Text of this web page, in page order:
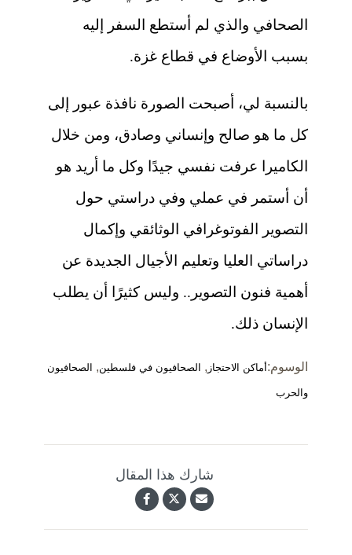
الصحافي والذي لم أستطع السفر إليه
بسبب الأوضاع في قطاع غزة.
بالنسبة لي، أصبحت الصورة نافذة عبور إلى
كل ما هو صالح وإنساني وصادق، ومن خلال
الكاميرا عرفت نفسي جيدًا وكل ما أريد هو
أن أستمر في عملي وفي دراستي حول
التصوير الفوتوغرافي الوثائقي وإكمال
دراساتي العليا وتعليم الأجيال الجديدة عن
أهمية فنون التصوير.. وليس كثيرًا أن يطلب
الإنسان ذلك.
الوسوم:أماكن الاحتجاز , الصحافيون في فلسطين, الصحافيون
والحرب
شارك هذا المقال